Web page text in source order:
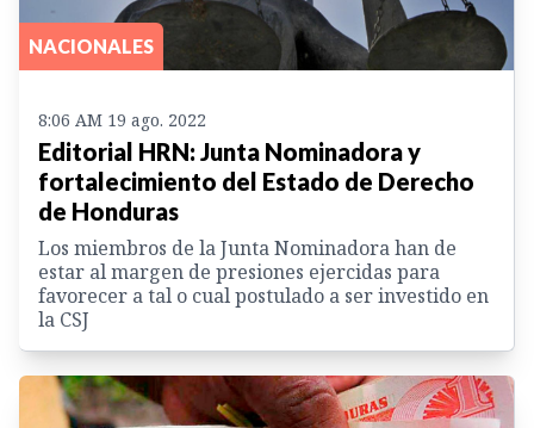
NACIONALES
8:06 AM 19 ago. 2022
Editorial HRN: Junta Nominadora y
fortalecimiento del Estado de Derecho
de Honduras
Los miembros de la Junta Nominadora han de
estar al margen de presiones ejercidas para
favorecer a tal o cual postulado a ser investido en
la CSJ